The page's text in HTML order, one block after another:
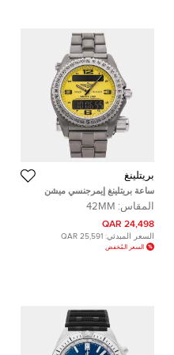
بريتلينغ
ساعة بريتلينغ إيمرجنسي ميشن
E7632110/I500 مملوكة مسبقًا
المقاس: 42MM
24,498 QAR
السعر المبدئي: 25,591 QAR
السعر المُخفض